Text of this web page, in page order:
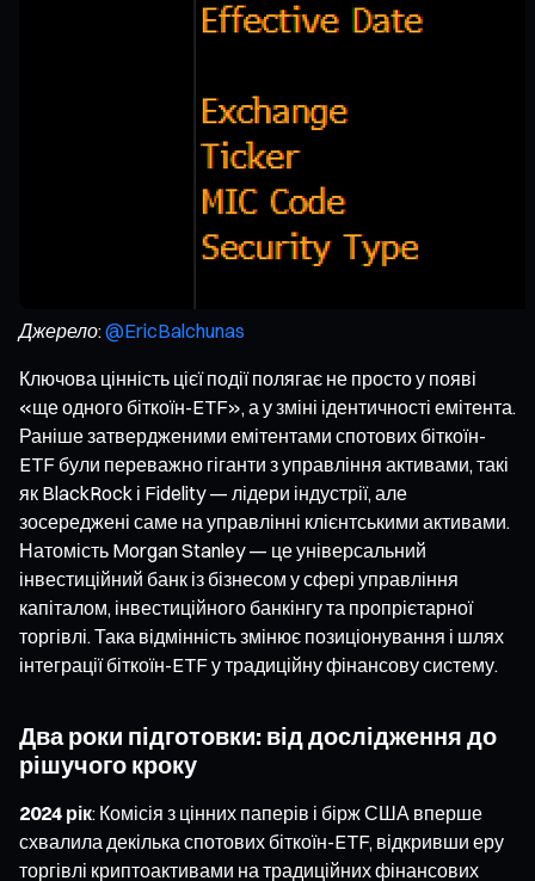
Джерело:@EricBalchunas
Ключова цінність цієї події полягає не просто у появі
«ще одного біткоїн-ETF», а у зміні ідентичності емітента.
Раніше затвердженими емітентами спотових біткоїн-
ETF були переважно гіганти з управління активами, такі
як BlackRock і Fidelity — лідери індустрії, але
зосереджені саме на управлінні клієнтськими активами.
Натомість Morgan Stanley — це універсальний
інвестиційний банк із бізнесом у сфері управління
капіталом, інвестиційного банкінгу та пропрієтарної
торгівлі. Така відмінність змінює позиціонування і шлях
інтеграції біткоїн-ETF у традиційну фінансову систему.
Два роки підготовки: від дослідження до
рішучого кроку
2024 рік: Комісія з цінних паперів і бірж США вперше
схвалила декілька спотових біткоїн-ETF, відкривши еру
торгівлі криптоактивами на традиційних фінансових